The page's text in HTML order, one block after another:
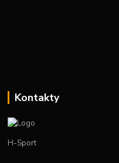
Kontakty
H-Sport